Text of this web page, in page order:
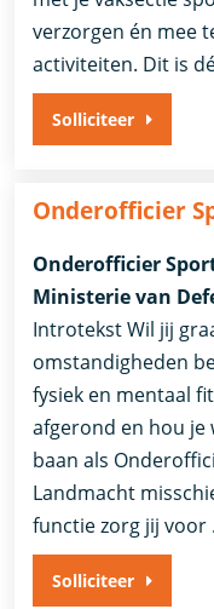
verzorgen én mee
activiteiten. Dit is
Solliciteer
Onderofficier
Onderofficier
Ministerie van
Introtekst Wil jij
omstandigheden
fysiek en mentaal
afgerond en hou je
baan als
Landmacht
functie zorg jij voor
Solliciteer